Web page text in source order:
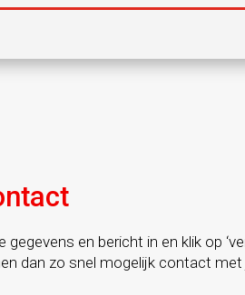
gegevens en bericht in en klik op
dan zo snel mogelijk contact met